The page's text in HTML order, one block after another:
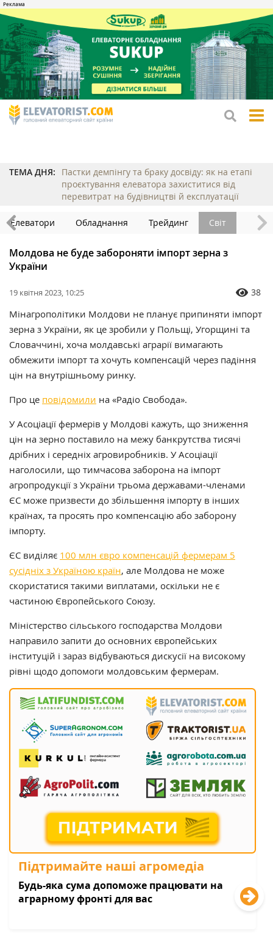
ТЕМА ДНЯ:
Пастки демпінгу та браку досвіду: як на етапі
проєктування елеватора захиститися від
перевитрат на будівництві й експлуатації
Елеватори Обладнання Трейдинг Світ
Молдова не буде забороняти імпорт зерна з
України
19 квітня 2023, 10:25 38
Мінагрополітики Молдови не планує припиняти імпорт
зерна з України, як це зробили у Польщі, Угорщині та
Словаччині, хоча молдавські аграрії вимагають
обмежити імпорт та хочуть компенсацій через падіння
цін на внутрішньому ринку.
Про це повідомили на «Радіо Свобода».
У Асоціації фермерів у Молдові кажуть, що зниження
цін на зерно поставило на межу банкрутства тисячі
дрібних і середніх агровиробників. У Асоціації
наголосили, що тимчасова заборона на імпорт
агропродукції з України трьома державами-членами
ЄС може призвести до збільшення імпорту в інших
країнах, та просять про компенсацію або заборону
імпорту.
ЄС виділяє 100 млн євро компенсацій фермерам 5
сусідніх з Україною країн, але Молдова не може
скористатися такими виплатами, оскільки не є
частиною Європейського Союзу.
Міністерство сільського господарства Молдови
направило запити до основних європейських
інституцій і зараз відбуваються дискусії на високому
рівні щодо допомоги молдовським фермерам.
Підтримайте наші агромедіа
Будь-яка сума допоможе працювати на
аграрному фронті для вас